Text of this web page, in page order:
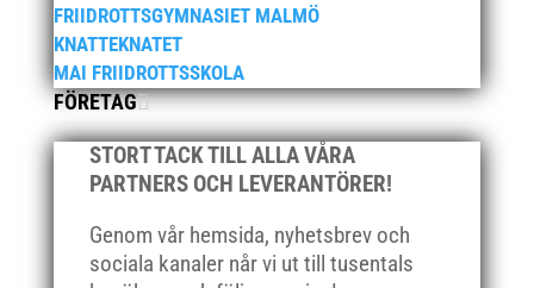
FRIIDROTTSGYMNASIET MALMÖ
KNATTEKNATET
MAI FRIIDROTTSSKOLA
FÖRETAG
STORT TACK TILL ALLA VÅRA
PARTNERS OCH LEVERANTÖRER!
Genom vår hemsida, nyhetsbrev och
sociala kanaler når vi ut till tusentals
juni 2021
maj 2021
april 2021
mars 2021
februari 2021
november 2020
oktober 2020